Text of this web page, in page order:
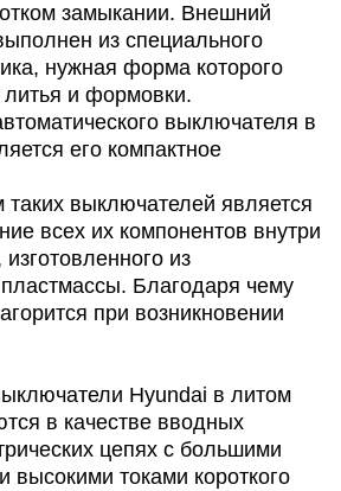
замыкании. Внешний
из специального
нужная форма которого
литья и формовки.
выключателя в
его компактное
выключателей является
всех их компонентов внутри
из
Благодаря чему
при возникновении
Hyundai в литом
в качестве вводных
цепях с большими
высокими токами короткого